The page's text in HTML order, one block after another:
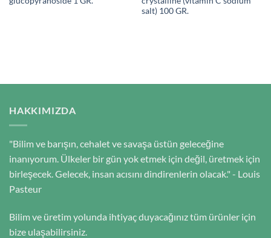
salt) 100 GR.
HAKKIMIZDA
"Bilim ve barışın, cehalet ve savaşa üstün geleceğine
inanıyorum. Ülkeler bir gün yok etmek için değil, üretmek için
birleşecek. Gelecek, insan acısını dindirenlerin olacak." - Louis
Pasteur
Bilim ve üretim yolunda ihtiyaç duyacağınız tüm ürünler için
bize ulaşabilirsiniz.